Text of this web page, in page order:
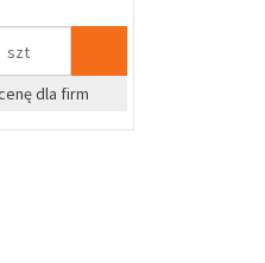
szt
dla firm